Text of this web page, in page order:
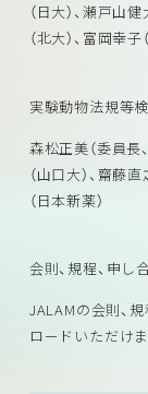
（日大）、瀬戸山
（北大）、富岡幸
実験動物法規等
森松正美（委員長
（山口大）、齋藤
（日本新薬）
会則、規程、申し
JALAMの会則、
ロードいただけま